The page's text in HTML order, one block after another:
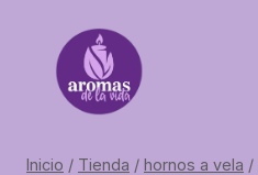
contenido
Inicio / Tienda / hornos a vela /